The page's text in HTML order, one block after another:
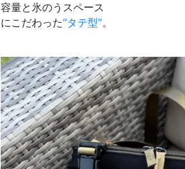
容量と氷のうスペース
にこだわった“タテ型”。